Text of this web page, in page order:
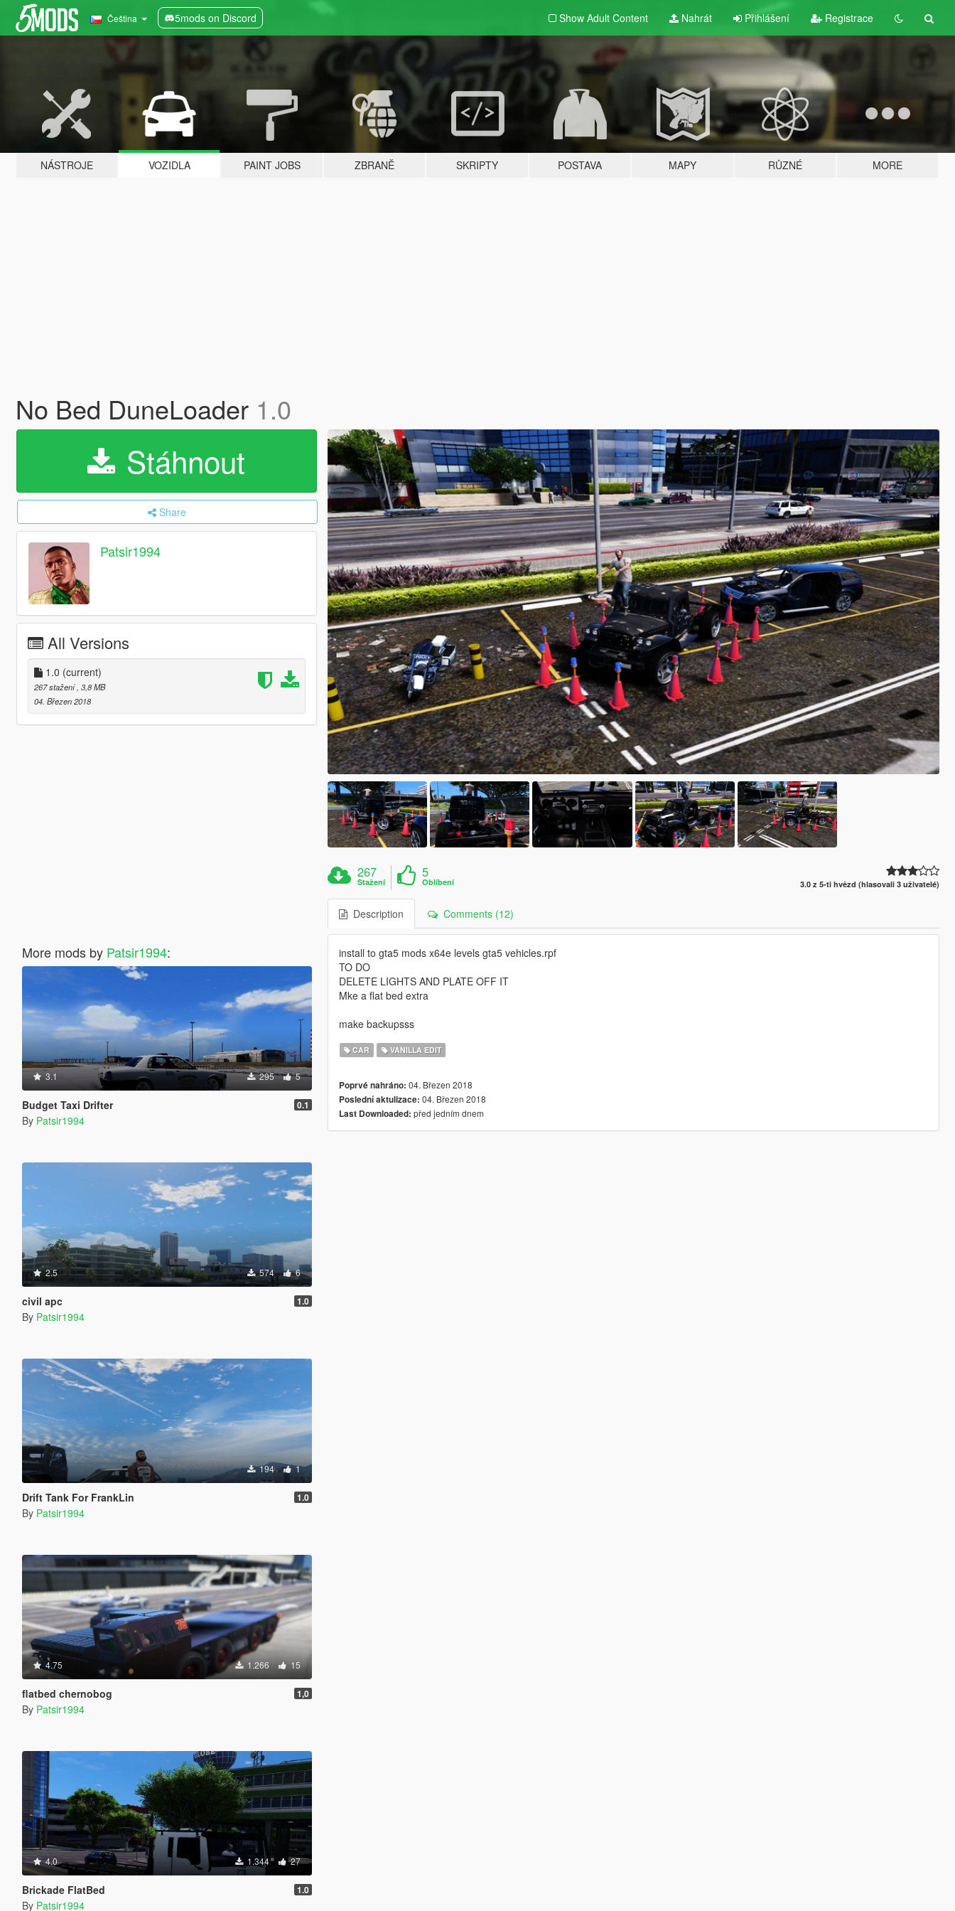
Čeština 5mods on Discord Show Adult Content Nahrát Přihlášení Registrace
NÁSTROJE VOZIDLA PAINT JOBS ZBRANĚ SKRIPTY POSTAVA MAPY RŮZNÉ MORE
No Bed DuneLoader 1.0
Stáhnout
Share
Patsir1994
All Versions
1.0 (current)
267 stažení , 3,8 MB
04. Březen 2018
More mods by Patsir1994:
3.1 295 5
Budget Taxi Drifter 0.1
By Patsir1994
2.5 574 6
civil apc 1.0
By Patsir1994
194 1
Drift Tank For FrankLin 1.0
By Patsir1994
4.75 1.266 15
flatbed chernobog 1,0
By Patsir1994
4.0 1.344 27
Brickade FlatBed 1.0
By Patsir1994
267
Stažení
5
Oblíbení 3.0 z 5-ti hvězd (hlasovali 3 uživatelé)
Description Comments (12)
install to gta5 mods x64e levels gta5 vehicles.rpf
TO DO
DELETE LIGHTS AND PLATE OFF IT
Mke a flat bed extra
make backupsss
CAR VANILLA EDIT
Poprvé nahráno: 04. Březen 2018
Poslední aktulizace: 04. Březen 2018
Last Downloaded: před jedním dnem